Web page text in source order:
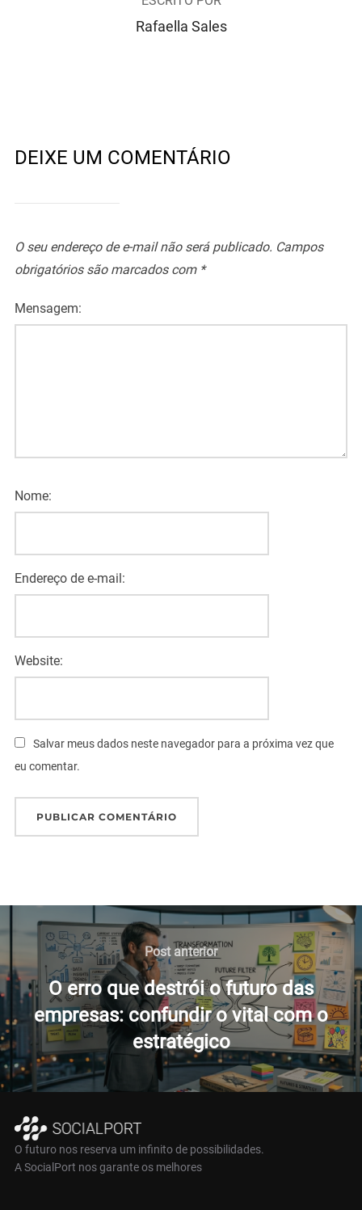
Rafaella Sales
DEIXE UM COMENTÁRIO
O seu endereço de e-mail não será publicado. Campos
obrigatórios são marcados com *
Mensagem:
Nome:
Endereço de e-mail:
Website:
Salvar meus dados neste navegador para a próxima vez que
eu comentar.
Navegação
Post
Post
anterior
Post anterior
O erro que destrói o futuro das
empresas: confundir o vital com o
estratégico
O futuro nos reserva um infinito de possibilidades.
A SocialPort nos garante os melhores